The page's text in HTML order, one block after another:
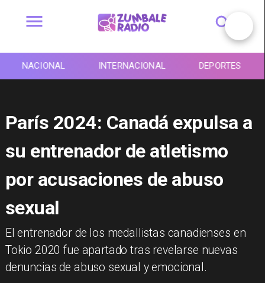
NACIONAL INTERNACIONAL DEPORTES
París 2024: Canadá expulsa a
su entrenador de atletismo
por acusaciones de abuso
sexual
El entrenador de los medallistas canadienses en
Tokio 2020 fue apartado tras revelarse nuevas
denuncias de abuso sexual y emocional.